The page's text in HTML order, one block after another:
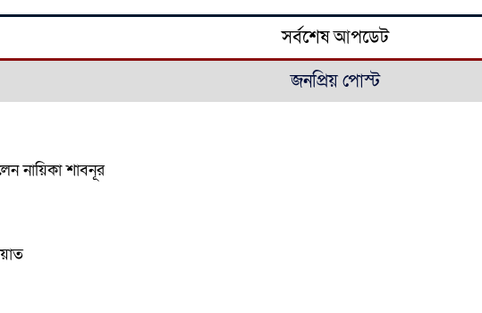
সর্বশেষ আপডেট
জনপ্রিয় পোস্ট
নায়িকা শাবনূর